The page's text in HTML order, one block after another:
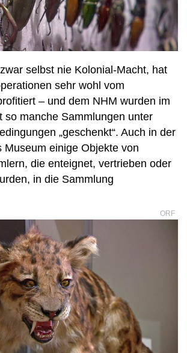
selbst nie Kolonial-Macht, hat
sehr wohl vom
– und dem NHM wurden im
so manche Sammlungen unter
„geschenkt“. Auch in der
Museum einige Objekte von
die enteignet, vertrieben oder
in die Sammlung
ORF